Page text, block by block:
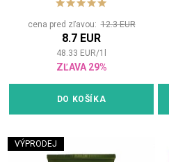
cena pred zľavou:12.3 EUR
8.7 EUR
48.33 EUR/1
ZĽAVA 29%
DO KOŠÍKA
VÝPRODEJ